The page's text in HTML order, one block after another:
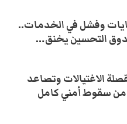
وفشل في الخدمات..
التحسين يخنق…
الاغتيالات وتصاعد
سقوط أمني كامل